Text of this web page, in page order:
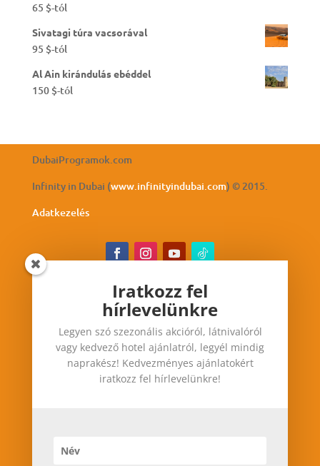
65 $-tól
Sivatagi túra vacsorával
95 $-tól
Al Ain kirándulás ebéddel
150 $-tól
DubaiProgramok.com
Infinity in Dubai (www.infinityindubai.com) © 2015.
Adatkezelés
Iratkozz fel hírlevelünkre
Legyen szó szezonális akcióról, látnivalóról vagy
kedvező hotel ajánlatról, legyél mindig
naprakész! Kedvezményes ajánlatokért iratkozz
Iratkozz fel
hírlevelünkre
Legyen szó szezonális akcióról, látnivalóról
vagy kedvező hotel ajánlatról, legyél mindig
naprakész! Kedvezményes ajánlatokért
iratkozz fel hírlevelünkre!